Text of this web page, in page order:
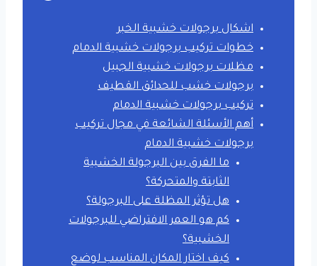
اشكال برجولات خشبية الخبر
خطوات تركيب برجولات خشبية الدمام
مظلات برجولات خشبية الجبيل
برجولات خشب للحدائق القطيف
تركيب برجولات خشبية الدمام
أهم الأسئلة الشائعة في مجال تركيب
برجولات خشبية الدمام
ما الفرق بين البرجولة الخشبية
الثابتة والمتحركة؟
هل تؤثر المظلة على البرجولة؟
كم هو العمر الافتراضي للبرجولات
الخشبية؟
كيف اختار المكان المناسب لوضع